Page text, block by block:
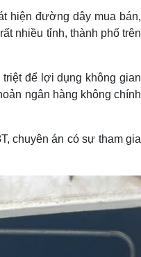
hiện đường dây mua bán,
nhiều tỉnh, thành phố trên
để lợi dụng không gian
ngân hàng không chính
chuyên án có sự tham gia